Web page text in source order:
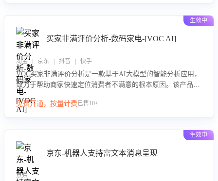
生效中
买家非满评价分析-数码家电-[VOC AI]
淘宝 | 京东 | 抖音 | 快手
VOC买家非满评价分析是一款基于AI大模型的智能分析应用，
致力于帮助商家快速定位消费者不满意的根本原因。该产品可
自动识别非满评价中的关键问题，区别问题是否属于客服原因
或其它部门原因，明确责任归属，提供可落地的改进建议与策
免费开通，按量计费已售10+
生效中
京东-机器人支持富文本消息呈现
京东